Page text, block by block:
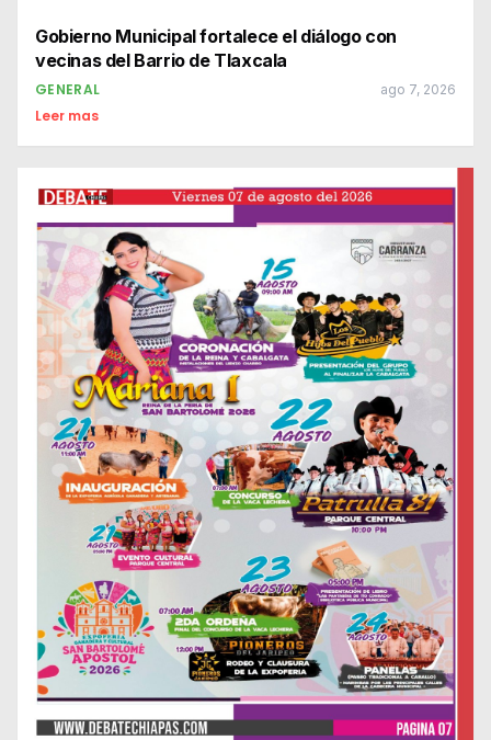
Gobierno Municipal fortalece el diálogo con
vecinas del Barrio de Tlaxcala
GENERAL ago 7, 2026
Leer mas